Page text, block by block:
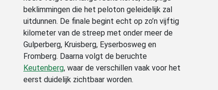
beklimmingen die het peloton geleidelijk zal
uitdunnen. De finale begint echt op zo’n vijftig
kilometer van de streep met onder meer de
Gulperberg, Kruisberg, Eyserbosweg en
Fromberg. Daarna volgt de beruchte
Keutenberg, waar de verschillen vaak voor het
eerst duidelijk zichtbaar worden.